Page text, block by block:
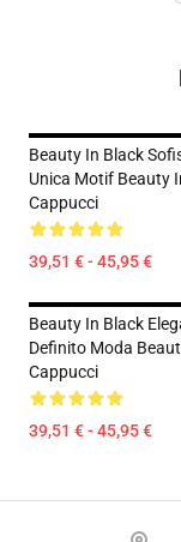
Beauty In Black
Unica Motif Beauty
Cappucci
39,51 € - 45,95 €
Beauty In Black
Definito Moda
Cappucci
39,51 € - 45,95 €